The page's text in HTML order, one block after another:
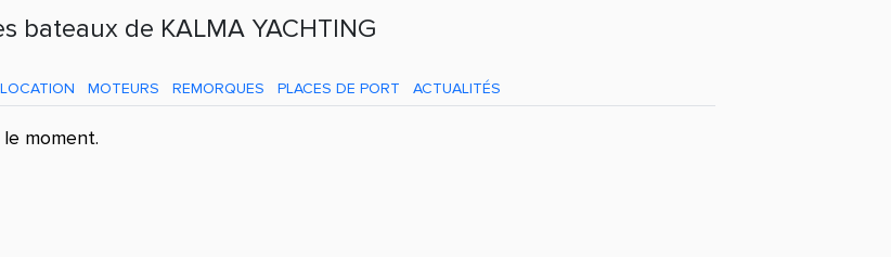
bateaux de KALMA YACHTING
LOCATION MOTEURS REMORQUES PLACES DE PORT ACTUALITÉS
moment.